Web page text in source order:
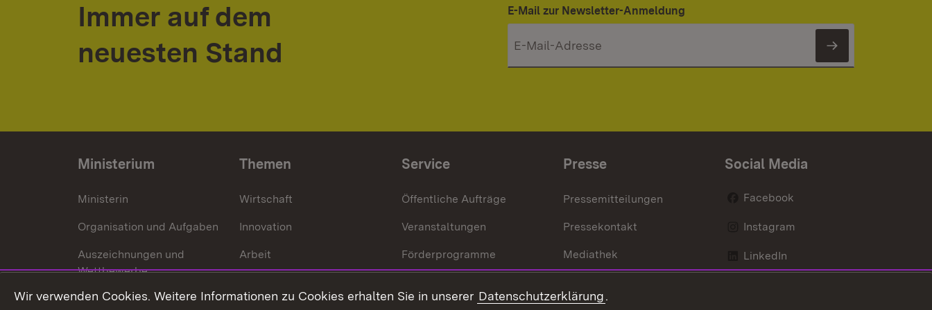
Immer auf dem
neuesten Stand
E-Mail zur Newsletter-Anmeldung
Newsletter
Ministerium
Ministerin
Organisation und Aufgaben
Auszeichnungen und
Wettbewerbe
Themen
Wirtschaft
Innovation
Arbeit
Service
Öffentliche Aufträge
Veranstaltungen
Förderprogramme
Presse
Pressemitteilungen
Pressekontakt
Mediathek
Social Media
Facebook
Instagram
LinkedIn
Wir verwenden Cookies. Weitere Informationen zu Cookies erhalten Sie in unserer Datenschutzerklärung.